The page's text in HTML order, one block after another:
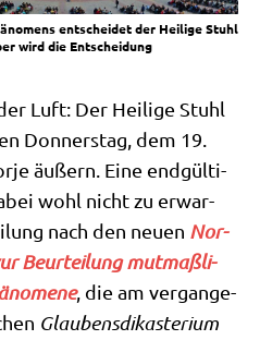
entscheidet der Heilige Stuhl
wird die Entscheidung
Luft: Der Hei­li­ge Stuhl
Don­ners­tag, dem 19.
äußern. Eine end­gül­ti­
wohl nicht zu erwar­
nach den neu­en Nor­
Beur­tei­lung mut­maß­li­
, die am ver­gan­ge­
Glau­bens­dik­aste­ri­um